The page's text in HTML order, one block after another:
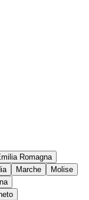
Romagna
Marche
Molise